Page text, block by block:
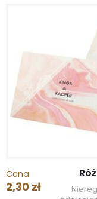
Cena
2,30 zł